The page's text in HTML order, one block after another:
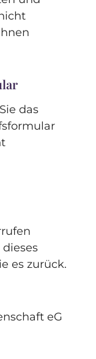
das
es zurück.
eG